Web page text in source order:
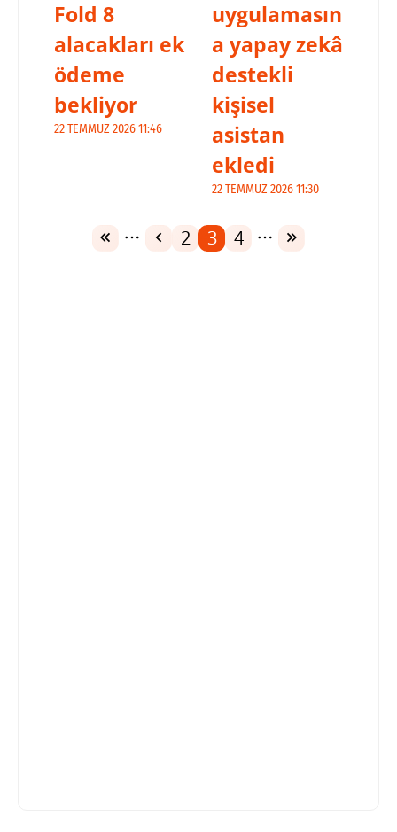
Fold 8
alacakları ek
ödeme
bekliyor
22 TEMMUZ 2026 11:46
uygulamasın
a yapay zekâ
destekli
kişisel
asistan
ekledi
22 TEMMUZ 2026 11:30
2 3 4